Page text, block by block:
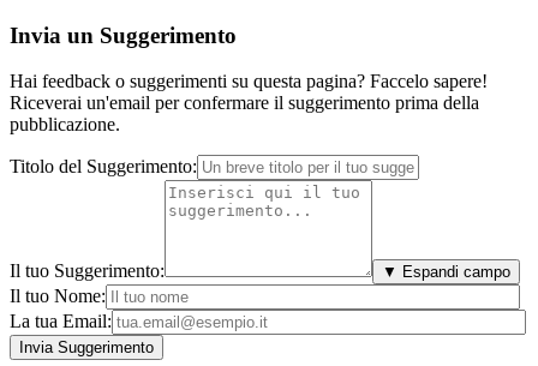
Invia un Suggerimento
Hai feedback o suggerimenti su questa pagina? Faccelo sapere!
Riceverai un'email per confermare il suggerimento prima della
pubblicazione.
Titolo del Suggerimento:
Il tuo Suggerimento: ▼ Espandi campo
Il tuo Nome:
La tua Email: